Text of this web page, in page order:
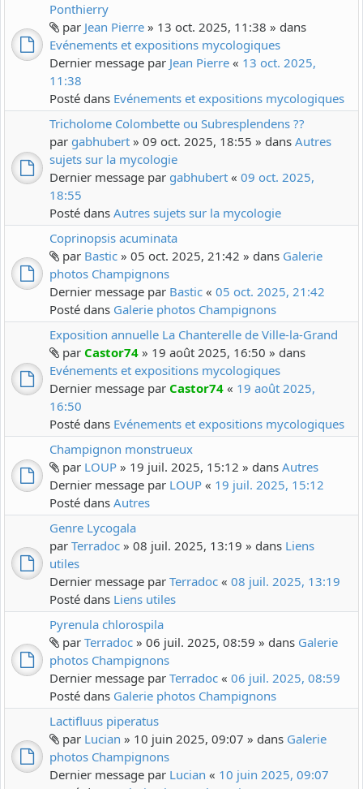
Ponthierry
par Jean Pierre » 13 oct. 2025, 11:38 » dans
Evénements et expositions mycologiques
Dernier message par Jean Pierre « 13 oct. 2025,
11:38
Posté dans Evénements et expositions mycologiques
Tricholome Colombette ou Subresplendens ??
par gabhubert » 09 oct. 2025, 18:55 » dans Autres
sujets sur la mycologie
Dernier message par gabhubert « 09 oct. 2025,
18:55
Posté dans Autres sujets sur la mycologie
Coprinopsis acuminata
par Bastic » 05 oct. 2025, 21:42 » dans Galerie
photos Champignons
Dernier message par Bastic « 05 oct. 2025, 21:42
Posté dans Galerie photos Champignons
Exposition annuelle La Chanterelle de Ville-la-Grand
par Castor74 » 19 août 2025, 16:50 » dans
Evénements et expositions mycologiques
Dernier message par Castor74 « 19 août 2025,
16:50
Posté dans Evénements et expositions mycologiques
Champignon monstrueux
par LOUP » 19 juil. 2025, 15:12 » dans Autres
Dernier message par LOUP « 19 juil. 2025, 15:12
Posté dans Autres
Genre Lycogala
par Terradoc » 08 juil. 2025, 13:19 » dans Liens
utiles
Dernier message par Terradoc « 08 juil. 2025, 13:19
Posté dans Liens utiles
Pyrenula chlorospila
par Terradoc » 06 juil. 2025, 08:59 » dans Galerie
photos Champignons
Dernier message par Terradoc « 06 juil. 2025, 08:59
Posté dans Galerie photos Champignons
Lactifluus piperatus
par Lucian » 10 juin 2025, 09:07 » dans Galerie
photos Champignons
Dernier message par Lucian « 10 juin 2025, 09:07